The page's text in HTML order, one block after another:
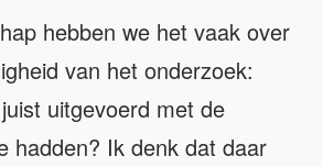
hebben we het vaak over
van het onderzoek:
uitgevoerd met de
hadden? Ik denk dat daar